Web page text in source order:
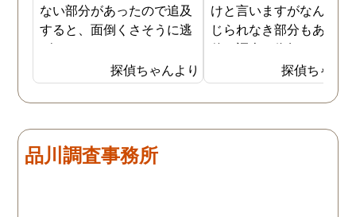
ない部分があったので追及
すると、面倒くさそうに逃
げてしまいました。そこで
探偵に夫の行動について調
査をしてもらうと、やはり
私の想像通り女と頻繁に会
た。さらに探偵が入手した
証拠から二人が肉体関係を
探偵ちゃんより
けと言いますがなんとも
じられなき部分もあり、
偵に調査を依頼しました
妻は定期的に男友達と食
に出かけているため、調
日は簡単に決めることが
果、妻が男友達と食事だ
探偵ちゃん
品川調査事務所